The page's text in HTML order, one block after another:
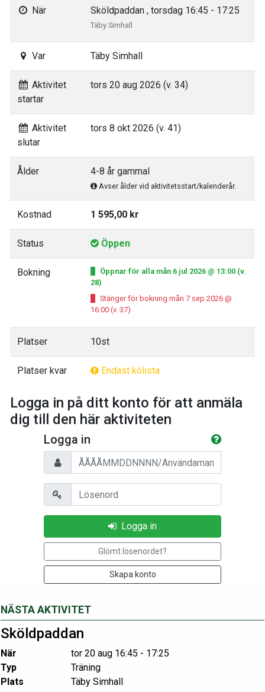
NÄSTA AKTIVITET
Sköldpaddan
När
tor 20 aug 16:45 - 17:25
Typ
Träning
Plats
Täby Simhall
När Sköldpaddan , torsdag 16:45 - 17:25
Täby Simhall
Var Täby Simhall
Aktivitet
startar
tors 20 aug 2026 (v. 34)
Aktivitet
slutar
tors 8 okt 2026 (v. 41)
Ålder 4-8 år gammal
Avser ålder vid aktivitetsstart/kalenderår.
Kostnad 1 595,00 kr
Status Öppen
Bokning
Öppnar för alla mån 6 jul 2026 @ 13:00 (v.
28)
Stänger för bokning mån 7 sep 2026 @
16:00 (v. 37)
Platser 10st
Platser kvar Endast kölista
Logga in på ditt konto för att anmäla
dig till den här aktiviteten
Logga in
Personnummer/Användarnamn
Lösenord
Logga in
Glömt lösenordet?
Skapa konto